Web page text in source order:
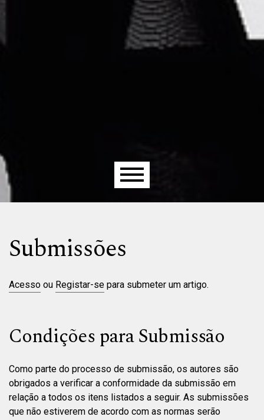
Menu principal
Submissões
Acesso ou Registar-se para submeter um artigo.
Condições para Submissão
Como parte do processo de submissão, os autores são
obrigados a verificar a conformidade da submissão em
relação a todos os itens listados a seguir. As submissões
que não estiverem de acordo com as normas serão